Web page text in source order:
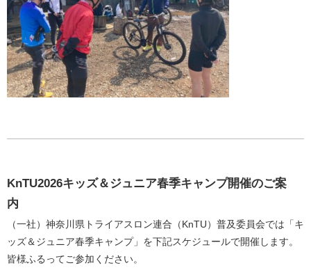
KnTU2026キッズ＆ジュニア春季キャンプ開催のご案
内
（一社）神奈川県トライアスロン連合（KnTU）普及委員会では「キ
ッズ＆ジュニア春季キャンプ」を下記スケジュールで開催します。
皆様ふるってご参加ください。